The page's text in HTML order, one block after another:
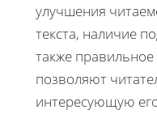
улучшения
текста, наличие
также
позволяют
интересующую